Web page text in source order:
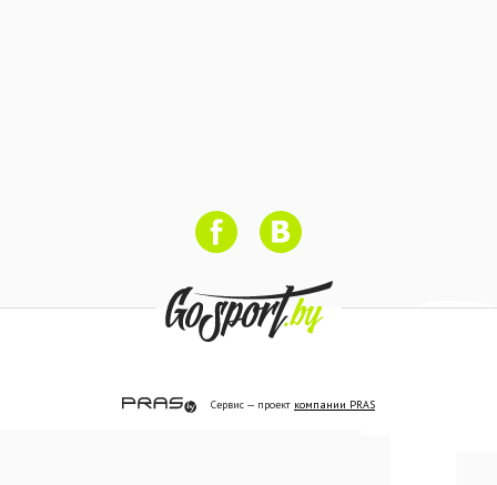
Сервис — проект компании PRAS